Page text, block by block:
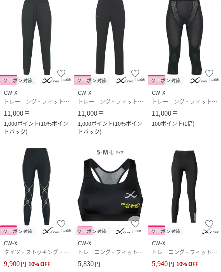
クーポン対象
CW-X
トレーニング・フィットネス用品
11,000円
1,000ポイント(10%ポイン
トバック)
クーポン対象
CW-X
トレーニング・フィットネス用品
11,000円
1,000ポイント(10%ポイン
トバック)
クーポン対象
CW-X
トレーニング・フィットネス用品
11,000円
100ポイント(1倍)
クーポン対象
CW-X
タイツ・ストッキング・パンスト
9,900円 10%OFF
クーポン対象
CW-X
トレーニング・フィットネス用品
5,830円
クーポン対象
CW-X
トレーニング・フィットネス用品
5,940円 10%OFF